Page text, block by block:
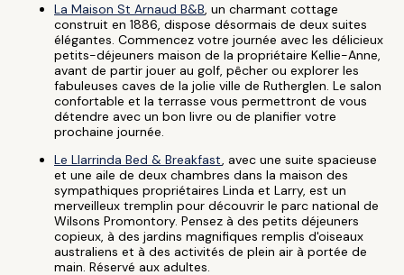
La Maison St Arnaud B&B, un charmant cottage
construit en 1886, dispose désormais de deux suites
élégantes. Commencez votre journée avec les délicieux
petits-déjeuners maison de la propriétaire Kellie-Anne,
avant de partir jouer au golf, pêcher ou explorer les
fabuleuses caves de la jolie ville de Rutherglen. Le salon
confortable et la terrasse vous permettront de vous
détendre avec un bon livre ou de planifier votre
prochaine journée.
Le Llarrinda Bed & Breakfast, avec une suite spacieuse
et une aile de deux chambres dans la maison des
sympathiques propriétaires Linda et Larry, est un
merveilleux tremplin pour découvrir le parc national de
Wilsons Promontory. Pensez à des petits déjeuners
copieux, à des jardins magnifiques remplis d'oiseaux
australiens et à des activités de plein air à portée de
main. Réservé aux adultes.